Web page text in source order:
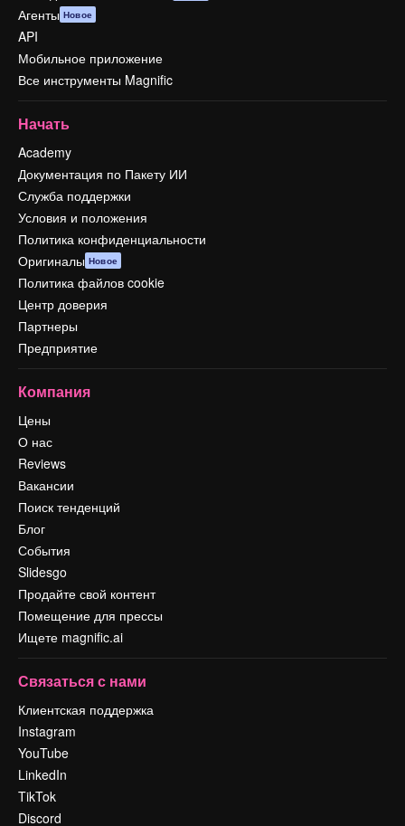
Агенты Новое
API
Мобильное приложение
Все инструменты Magnific
Начать
Academy
Документация по Пакету ИИ
Служба поддержки
Условия и положения
Политика конфиденциальности
Оригиналы Новое
Политика файлов cookie
Центр доверия
Партнеры
Предприятие
Компания
Цены
О нас
Reviews
Вакансии
Поиск тенденций
Блог
События
Slidesgo
Продайте свой контент
Помещение для прессы
Ищете magnific.ai
Связаться с нами
Клиентская поддержка
Instagram
YouTube
LinkedIn
TikTok
Discord